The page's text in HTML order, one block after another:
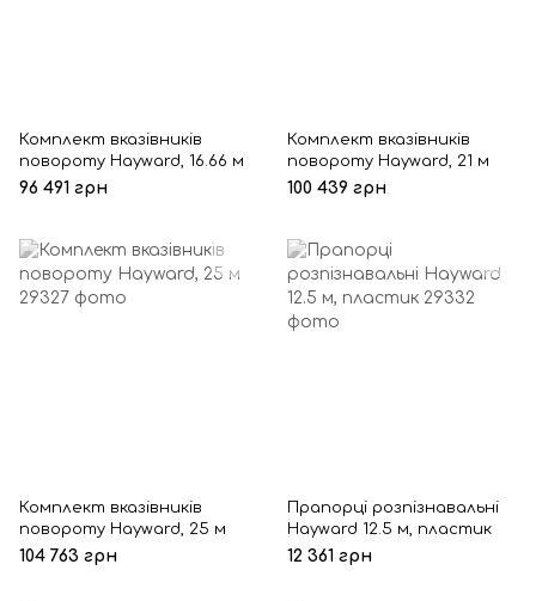
Комплект вказівників
повороту Hayward, 16.66 м
96 491 грн
Комплект вказівників
повороту Hayward, 21 м
100 439 грн
Комплект вказівників
повороту Hayward, 25 м
104 763 грн
Прапорці розпізнавальні
Hayward 12.5 м, пластик
12 361 грн